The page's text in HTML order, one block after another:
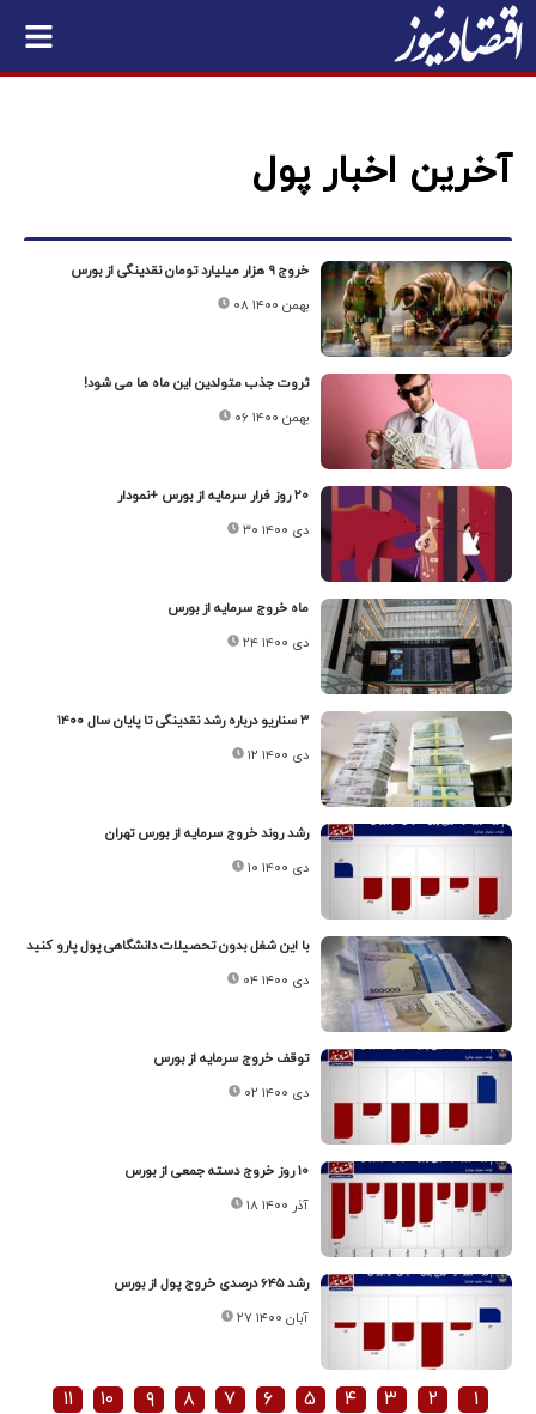
آخرین اخبار پول
خروج ۹ هزار میلیارد تومان نقدینگی از بورس
۰۸ بهمن ۱۴۰۰
ثروت جذب متولدین این ماه ها می شود!
۰۶ بهمن ۱۴۰۰
۲۰ روز فرار سرمایه از بورس +نمودار
۳۰ دی ۱۴۰۰
ماه خروج سرمایه از بورس
۲۴ دی ۱۴۰۰
۳ سناریو درباره رشد نقدینگی تا پایان سال ۱۴۰۰
۱۲ دی ۱۴۰۰
رشد روند خروج سرمایه از بورس تهران
۱۰ دی ۱۴۰۰
با این شغل بدون تحصیلات دانشگاهی پول پارو کنید
۰۴ دی ۱۴۰۰
توقف خروج سرمایه از بورس
۰۲ دی ۱۴۰۰
۱۰ روز خروج دسته جمعی از بورس
۱۸ آذر ۱۴۰۰
رشد ۶۴۵ درصدی خروج پول از بورس
۲۷ آبان ۱۴۰۰
۱ ۲ ۳ ۴ ۵ ۶ ۷ ۸ ۹ ۱۰ ۱۱